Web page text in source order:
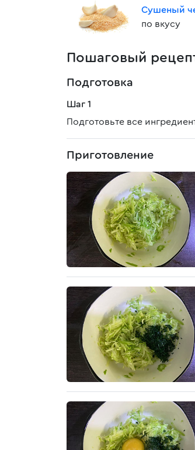
Сушеный
по вкусу
Пошаговый
Подготовка
Шаг 1
Подготовьте все
Приготовление